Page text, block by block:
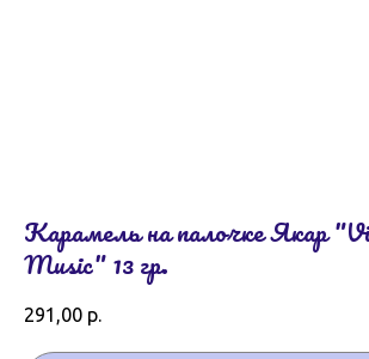
Карамель на палочке Якар
Music" 13 гр.
291,00 р.